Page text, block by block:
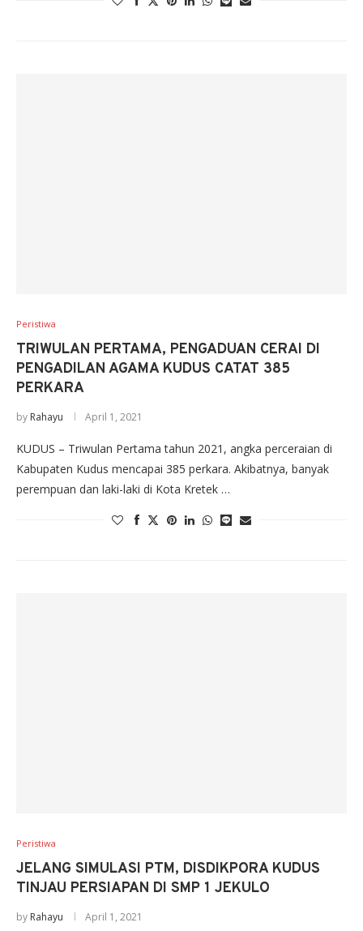
Peristiwa
TRIWULAN PERTAMA, PENGADUAN CERAI DI
PENGADILAN AGAMA KUDUS CATAT 385
PERKARA
by Rahayu April 1, 2021
KUDUS – Triwulan Pertama tahun 2021, angka perceraian di
Kabupaten Kudus mencapai 385 perkara. Akibatnya, banyak
perempuan dan laki-laki di Kota Kretek …
Peristiwa
JELANG SIMULASI PTM, DISDIKPORA KUDUS
TINJAU PERSIAPAN DI SMP 1 JEKULO
by Rahayu April 1, 2021